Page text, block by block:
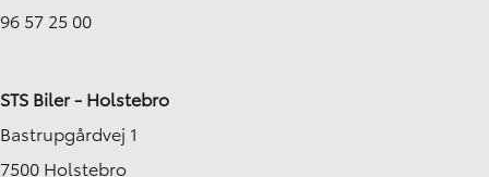
96 57 25 00
STS Biler - Holstebro
Bastrupgårdvej 1
7500 Holstebro